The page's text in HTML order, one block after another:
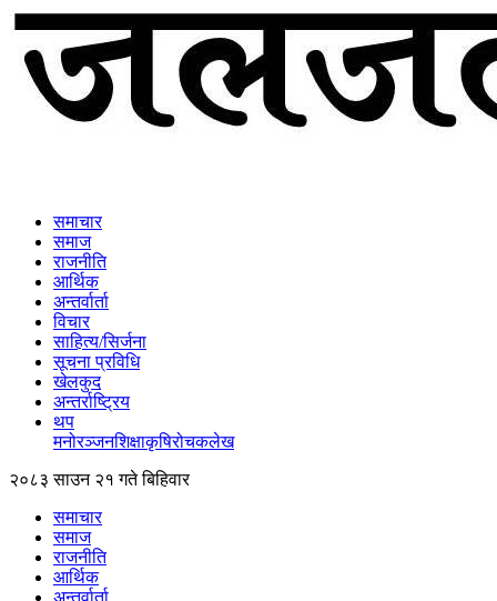
समाचार
समाज
राजनीति
आर्थिक
अन्तर्वार्ता
विचार
साहित्य/सिर्जना
सूचना प्रविधि
खेलकुद
अन्तर्राष्ट्रिय
थप
मनोरञ्‍जनशिक्षाकृषिरोचकलेख
२०८३ साउन २१ गते बिहिवार
समाचार
समाज
राजनीति
आर्थिक
अन्तर्वार्ता